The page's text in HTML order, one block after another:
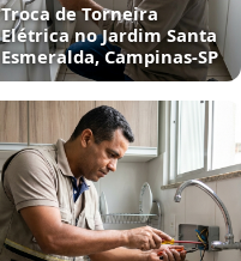
Troca de Torneira
Elétrica no Jardim Santa
Esmeralda, Campinas‑SP